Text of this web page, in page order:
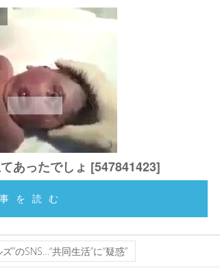
あったでしょ [547841423]
を読む
”のSNS…“共同生活”に“疑惑”